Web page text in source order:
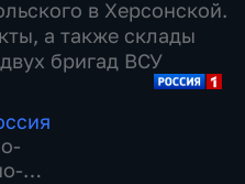
в Херсонской.
а также склады
бригад ВСУ